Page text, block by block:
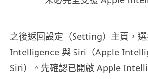
之後返回設定（Setting）主頁，
Intelligence 與 Siri（Apple
Siri）。先確認已開啟 Apple